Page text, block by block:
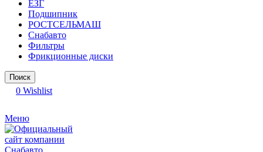
ЕЗГ
Подшипник
РОСТСЕЛЬМАШ
Снабавто
Фильтры
Фрикционные диски
Поиск
0 Wishlist
Меню